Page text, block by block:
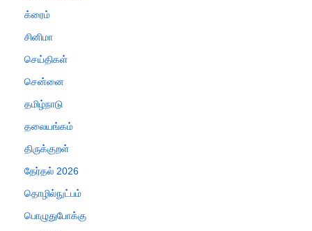
க்ரைம்
சினிமா
செய்திகள்
சென்னை
தமிழ்நாடு
தலையங்கம்
திருக்குறள்
தேர்தல் 2026
தொழில்நுட்பம்
பொழுதுபோக்கு